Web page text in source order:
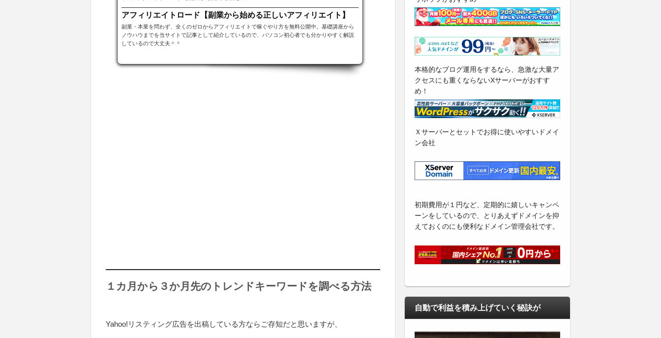
アフィリエイトロード【副業から始める正しいアフィリエイト】
副業・本業を問わず、全くのゼロからアフィリエイトで稼ぐやり方を無料公開中。基礎講座から
ノウハウまでを当サイトで記事として紹介しているので、パソコン初心者でも分かりやすく解説
しているので大丈夫＾＾
１カ月から３か月先のトレンドキーワードを調べる方法
Yahoo!リスティング広告を出稿している方ならご存知だと思いますが、
本格的なブログ運用をするなら、急激な大量ア
クセスにも重くならないXサーバーがおすす
め！
Ｘサーバーとセットでお得に使いやすいドメイ
ン会社
初期費用が１円など、定期的に嬉しいキャンペ
ーンをしているので、とりあえずドメインを抑
えておくのにも便利なドメイン管理会社です。
自動で利益を積み上げていく秘訣が